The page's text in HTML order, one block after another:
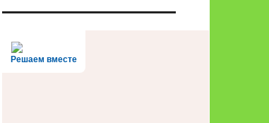
Решаем вместе